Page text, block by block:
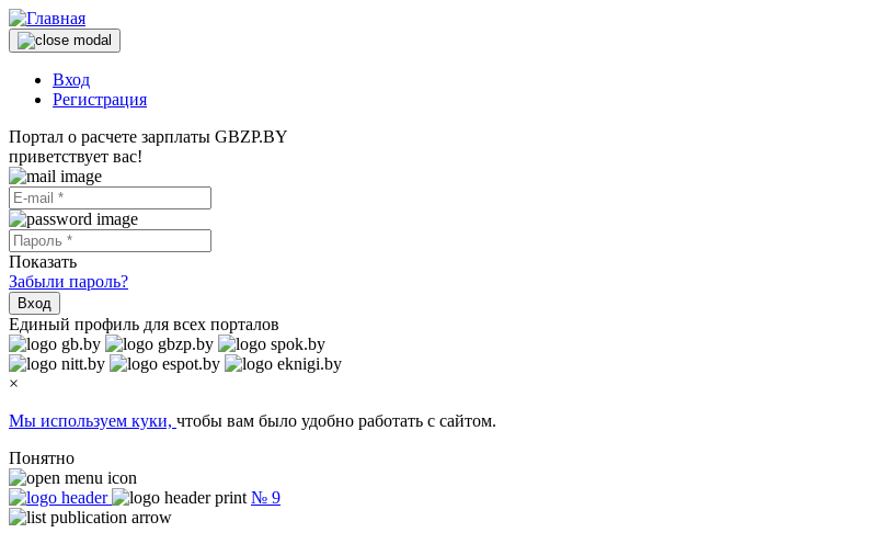
Вход
Регистрация
Портал о расчете зарплаты GBZP.BY
приветствует вас!
Показать
Забыли пароль?
Вход
Единый профиль для всех порталов
×
Мы используем куки, чтобы вам было удобно работать с сайтом.
Понятно
№ 9